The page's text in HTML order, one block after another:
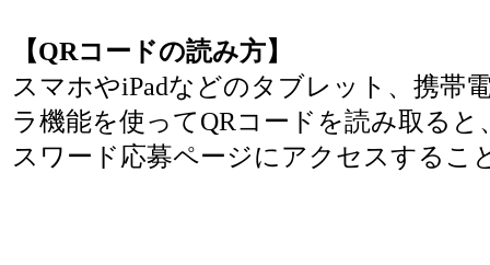
【QRコードの読み方】
スマホやiPadなどのタブレット、携帯
ラ機能を使ってQRコードを読み取ると
スワード応募ページにアクセスするこ